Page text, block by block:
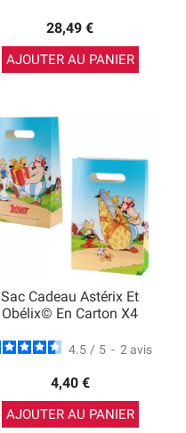
28,49 €
AJOUTER AU PANIER
Sac Cadeau Astérix Et
Obélix© En Carton X4
4.5 / 5 - 2 avis
4,40 €
AJOUTER AU PANIER